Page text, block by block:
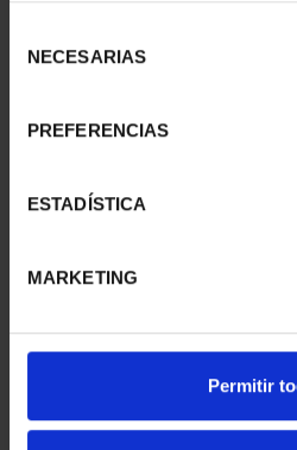
NECESARIAS
PREFERENCIAS
ESTADÍSTICA
MARKETING
Permitir
2 Productos encontrados
425 ANIV VELÁZQUEZ
610,00 €